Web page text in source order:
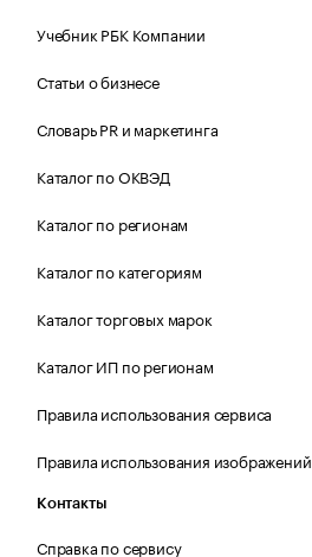
Учебник РБК Компании
Статьи о бизнесе
Словарь PR и маркетинга
Каталог по ОКВЭД
Каталог по регионам
Каталог по категориям
Каталог торговых марок
Каталог ИП по регионам
Правила использования сервиса
Правила использования изображений
Контакты
Справка по сервису